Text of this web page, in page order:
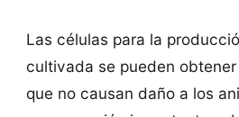
Las células para la
cultivada se pueden
que no causan daño a los